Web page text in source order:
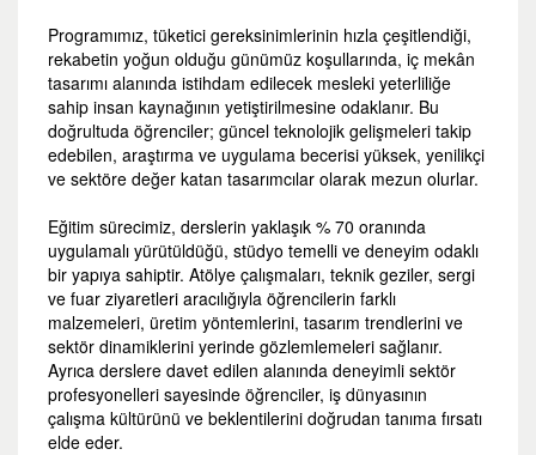
Programımız, tüketici gereksinimlerinin hızla çeşitlendiği,
rekabetin yoğun olduğu günümüz koşullarında, iç mekân
tasarımı alanında istihdam edilecek mesleki yeterliliğe
sahip insan kaynağının yetiştirilmesine odaklanır. Bu
doğrultuda öğrenciler; güncel teknolojik gelişmeleri takip
edebilen, araştırma ve uygulama becerisi yüksek, yenilikçi
ve sektöre değer katan tasarımcılar olarak mezun olurlar.
Eğitim sürecimiz, derslerin yaklaşık % 70 oranında
uygulamalı yürütüldüğü, stüdyo temelli ve deneyim odaklı
bir yapıya sahiptir. Atölye çalışmaları, teknik geziler, sergi
ve fuar ziyaretleri aracılığıyla öğrencilerin farklı
malzemeleri, üretim yöntemlerini, tasarım trendlerini ve
sektör dinamiklerini yerinde gözlemlemeleri sağlanır.
Ayrıca derslere davet edilen alanında deneyimli sektör
profesyonelleri sayesinde öğrenciler, iş dünyasının
çalışma kültürünü ve beklentilerini doğrudan tanıma fırsatı
elde eder.